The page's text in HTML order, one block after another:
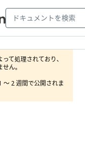
て処理されており、
ん。
～ 2 週間で公開されま